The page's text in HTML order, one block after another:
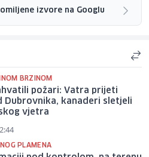
izvore na Googlu
BRZINOM
požari: Vatra prijeti
Dubrovnika, kanaderi sletjeli
vjetra
PLAMENA